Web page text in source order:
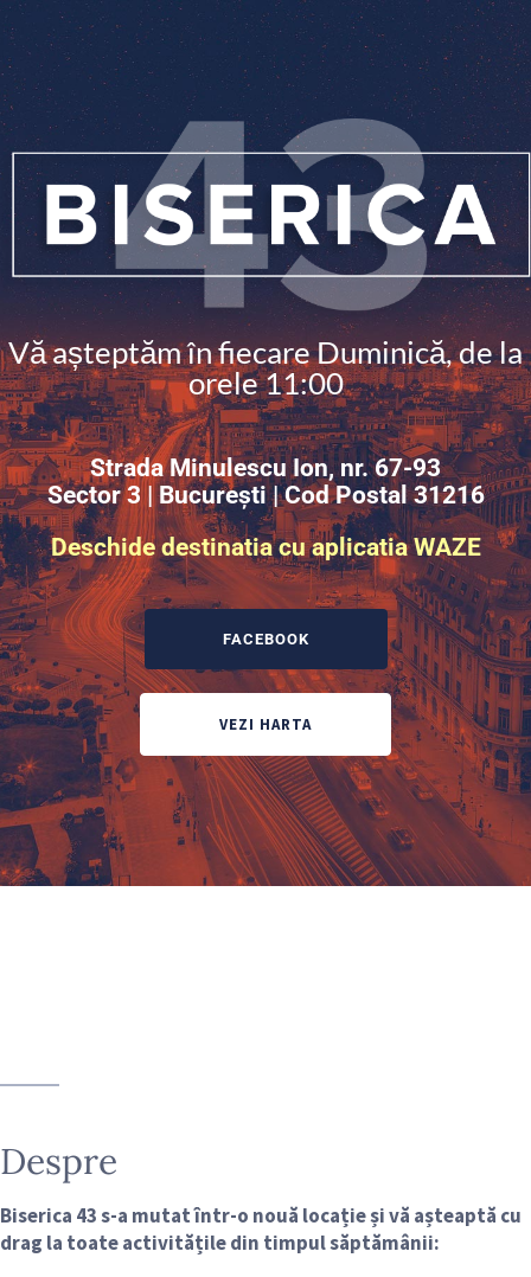
Vă așteptăm în fiecare Duminică, de la
orele 11:00
Strada Minulescu Ion, nr. 67-93
Sector 3 | București | Cod Postal 31216
Deschide destinatia cu aplicatiaWAZE
FACEBOOK
VEZI HARTA
Despre
Biserica 43 s-a mutat într-o nouă locație și vă așteaptă cu
drag la toate activitățile din timpul săptămânii: